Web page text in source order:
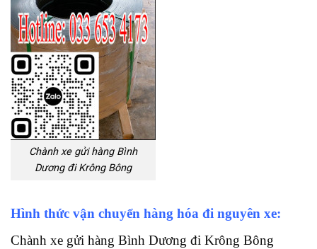
Chành xe gửi hàng Bình
Dương đi Krông Bông
Hình thức vận chuyển hàng hóa đi nguyên xe:
Chành xe gửi hàng Bình Dương đi Krông Bông